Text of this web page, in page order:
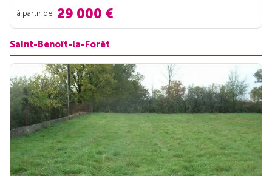
à partir de 29 000 €
Saint-Benoît-la-Forêt